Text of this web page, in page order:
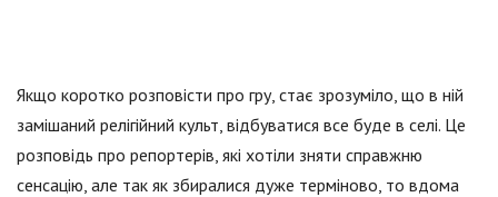
Якщо коротко розповісти про гру, стає зрозуміло, що в ній
замішаний релігійний культ, відбуватися все буде в селі. Це
розповідь про репортерів, які хотіли зняти справжню
сенсацію, але так як збиралися дуже терміново, то вдома